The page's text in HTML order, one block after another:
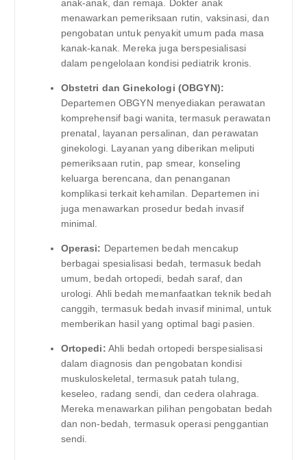
anak-anak, dan remaja. Dokter anak
menawarkan pemeriksaan rutin, vaksinasi, dan
pengobatan untuk penyakit umum pada masa
kanak-kanak. Mereka juga berspesialisasi
dalam pengelolaan kondisi pediatrik kronis.
Obstetri dan Ginekologi (OBGYN):
Departemen OBGYN menyediakan perawatan
komprehensif bagi wanita, termasuk perawatan
prenatal, layanan persalinan, dan perawatan
ginekologi. Layanan yang diberikan meliputi
pemeriksaan rutin, pap smear, konseling
keluarga berencana, dan penanganan
komplikasi terkait kehamilan. Departemen ini
juga menawarkan prosedur bedah invasif
minimal.
Operasi: Departemen bedah mencakup
berbagai spesialisasi bedah, termasuk bedah
umum, bedah ortopedi, bedah saraf, dan
urologi. Ahli bedah memanfaatkan teknik bedah
canggih, termasuk bedah invasif minimal, untuk
memberikan hasil yang optimal bagi pasien.
Ortopedi: Ahli bedah ortopedi berspesialisasi
dalam diagnosis dan pengobatan kondisi
muskuloskeletal, termasuk patah tulang,
keseleo, radang sendi, dan cedera olahraga.
Mereka menawarkan pilihan pengobatan bedah
dan non-bedah, termasuk operasi penggantian
sendi.